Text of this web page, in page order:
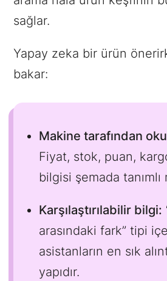
sağlar.
Yapay zeka bir ürün
bakar:
Makine tarafından
Fiyat, stok, puan,
bilgisi şemada tanımlı
Karşılaştırılabilir bilgi:
arasındaki fark” tipi
asistanların en sık
yapıdır.